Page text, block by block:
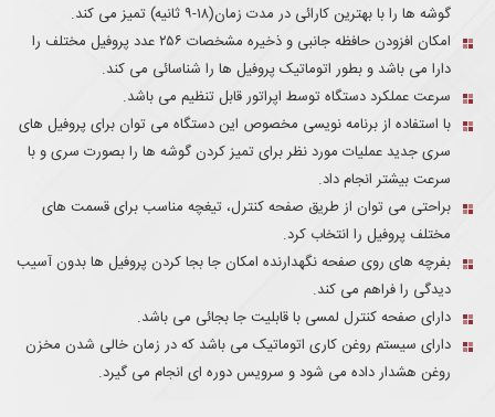
گوشه ها را با بهترین کارائی در مدت زمان(۱۸-۹ ثانیه) تمیز می کند.
امکان افزودن حافظه جانبی و ذخیره مشخصات ۲۵۶ عدد پروفیل مختلف را
دارا می باشد و بطور اتوماتیک پروفیل ها را شناسائی می کند.
سرعت عملکرد دستگاه توسط اپراتور قابل تنظیم می باشد.
با استفاده از برنامه نویسی مخصوص این دستگاه می توان برای پروفیل های
سری جدید عملیات مورد نظر برای تمیز کردن گوشه ها را بصورت سری و با
سرعت بیشتر انجام داد.
براحتی می توان از طریق صفحه کنترل، تیغچه مناسب برای قسمت های
مختلف پروفیل را انتخاب کرد.
بفرچه های روی صفحه نگهدارنده امکان جا بجا کردن پروفیل ها بدون آسیب
دیدگی را فراهم می کند.
دارای صفحه کنترل لمسی با قابلیت جا بجائی می باشد.
دارای سیستم روغن کاری اتوماتیک می باشد که در زمان خالی شدن مخزن
روغن هشدار داده می شود و سرویس دوره ای انجام می گیرد.